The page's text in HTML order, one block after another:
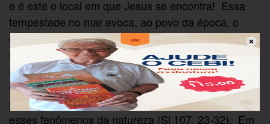
e é este o local em que Jesus se encontra! Essa
tempestade no mar evoca, ao povo da época, o
caos. Jesus dormia no meio dos discípulos nesse
caos, junto ao leme! Talvez o evangelista queira
mostrar que, contraponto a falta de fé dos
discípulos (4,40), Jesus não teme, pois confia
plenamente no Pai e, sabe que Ele tem poder sobre
esses fenômenos da natureza (Sl 107, 23-32). Em